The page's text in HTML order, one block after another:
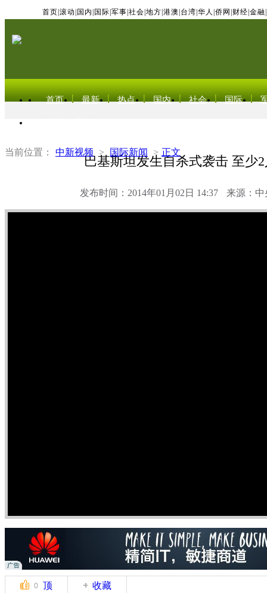
首页 滚动 国内 国际 军事 社会 地方 港澳 台湾 华人 侨网 财经 金融
首页 最新 热点 国内 社会 国际
当前位置： 中新视频 > 国际新闻 > 正文
巴基斯坦发生自杀式袭击 至少
发布时间：2014年01月02日 14:37 来源：中
0 顶 收藏